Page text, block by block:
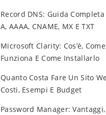
Record DNS: Guida Completa
A, AAAA, CNAME, MX E TXT
Microsoft Clarity: Cos’è, Come
Funziona E Come Installarlo
Quanto Costa Fare Un Sito
Costi, Esempi E Budget
Password Manager: Vantaggi,